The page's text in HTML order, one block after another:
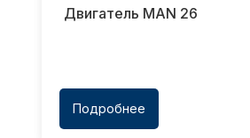
Двигатель MAN 26
Подробнее